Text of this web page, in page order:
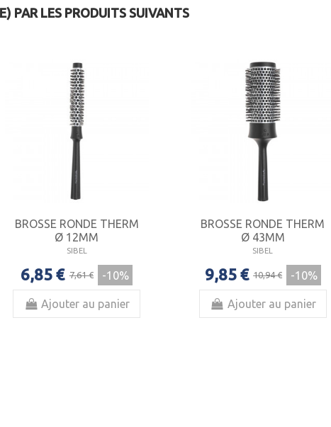
PAR LES PRODUITS SUIVANTS
BROSSE RONDE THERM
Ø 12MM
SIBEL
6,85 € 7,61 € -10%
Ajouter au panier
BROSSE RONDE THERM
Ø 43MM
SIBEL
9,85 € 10,94 € -10%
Ajouter au panier